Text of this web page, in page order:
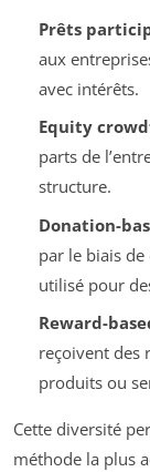
Prêts
aux
avec intérêts.
Equity
parts de
structure.
Donation-
par le biais
utilisé pour
Reward-
reçoivent des
produits ou
Cette diversité
méthode la plus